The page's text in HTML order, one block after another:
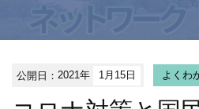
公開日：2021年 1月15日 よくわ